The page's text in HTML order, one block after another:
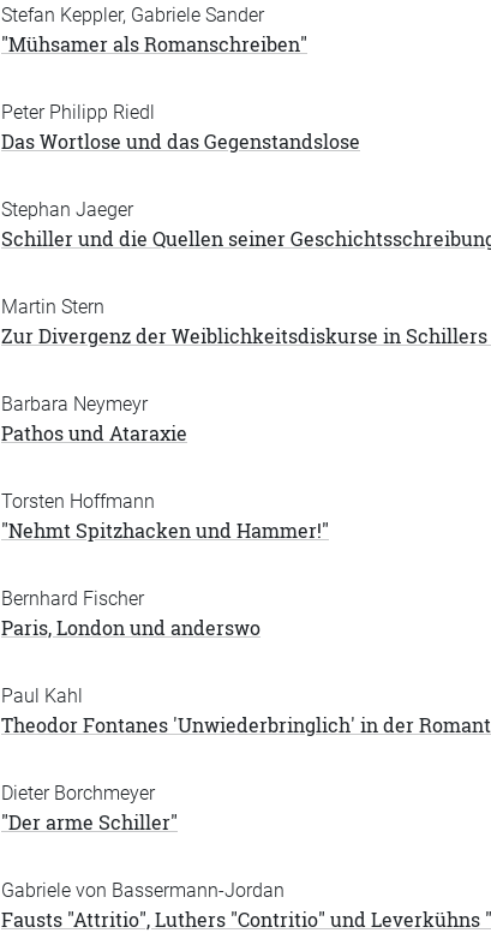
Stefan Keppler, Gabriele Sander
"Mühsamer als Romanschreiben"
Peter Philipp Riedl
Das Wortlose und das Gegenstandslose
Stephan Jaeger
Schiller und die Quellen seiner
Martin Stern
Zur Divergenz der Weiblichkeitsdiskurse in
Barbara Neymeyr
Pathos und Ataraxie
Torsten Hoffmann
"Nehmt Spitzhacken und Hammer!"
Bernhard Fischer
Paris, London und anderswo
Paul Kahl
Theodor Fontanes 'Unwiederbringlich' in der
Dieter Borchmeyer
"Der arme Schiller"
Gabriele von Bassermann-Jordan
Fausts "Attritio", Luthers "Contritio" und Leverkühns